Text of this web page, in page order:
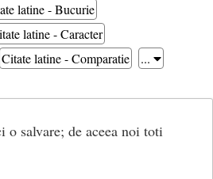
latine - Bucurie
latine - Caracter
Citate latine - Comparatie ...
o salvare; de aceea noi toti